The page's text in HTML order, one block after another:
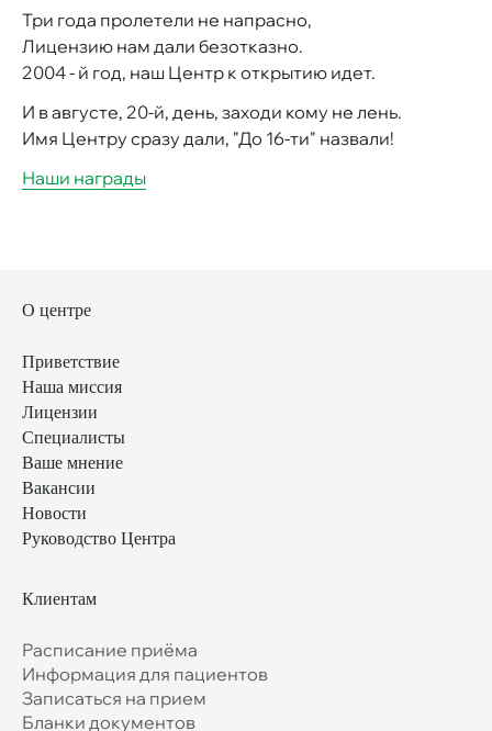
Три года пролетели не напрасно,
Лицензию нам дали безотказно.
2004 - й год, наш Центр к открытию идет.
И в августе, 20-й, день, заходи кому не лень.
Имя Центру сразу дали, "До 16-ти" назвали!
Наши награды
О центре
Приветствие
Наша миссия
Лицензии
Специалисты
Ваше мнение
Вакансии
Новости
Руководство Центра
Клиентам
Расписание приёма
Информация для пациентов
Записаться на прием
Бланки документов